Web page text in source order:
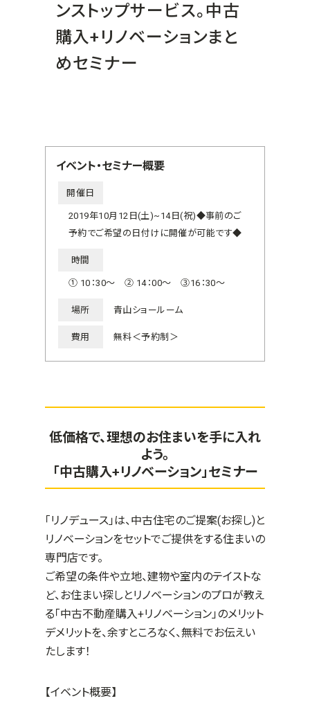
ンストップサービス。中古
購入+リノベーションまと
めセミナー
イベント・セミナー概要
開催日
2019年10月12日(土)~14日(祝)◆事前のご
予約でご希望の日付けに開催が可能です◆
時間
① 10：30～ ② 14：00～ ③16：30～
場所 青山ショールーム
費用 無料＜予約制＞
低価格で、理想のお住まいを手に入れ
よう。
「中古購入+リノベーション」セミナー
「リノデュース」は、中古住宅のご提案(お探し)と
リノベーションをセットでご提供をする住まいの
専門店です。
ご希望の条件や立地、建物や室内のテイストな
ど、お住まい探しとリノベーションのプロが教え
る「中古不動産購入+リノベーション」のメリット
デメリットを、余すところなく、無料でお伝えい
たします！
【イベント概要】